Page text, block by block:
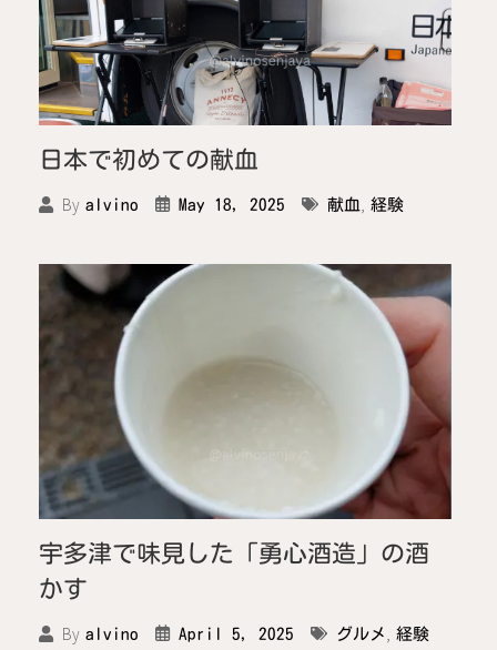
日本で初めての献血
By alvino May 18, 2025 献血, 経験
宇多津で味見した「勇心酒造」の酒
かす
By alvino April 5, 2025 グルメ , 経験